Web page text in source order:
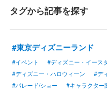
タグから記事を探す
#東京ディズニーランド
#イベント #ディズニー・イース
#ディズニー・ハロウィーン
#デ
#パレード/ショー
#キャラクター